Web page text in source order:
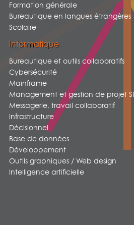
Formation générale
Bureautique en langues étrangères
Scolaire
Informatique
Bureautique et outils collaboratifs
Cybersécurité
Mainframe
Management et gestion de projet SI
Messagerie, travail collaboratif
Infrastructure
Décisionnel
Base de données
Développement
Outils graphiques / Web design
Intelligence artificielle